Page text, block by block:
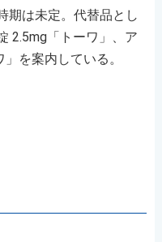
期は未定。代替品とし
2.5mg「トーワ」、ア
を案内している。